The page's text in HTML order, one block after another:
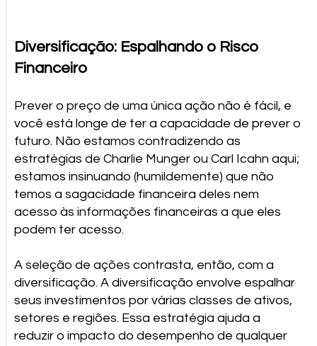
Diversificação: Espalhando o Risco
Financeiro
Prever o preço de uma única ação não é fácil, e
você está longe de ter a capacidade de prever o
futuro. Não estamos contradizendo as
estratégias de Charlie Munger ou Carl Icahn aqui;
estamos insinuando (humildemente) que não
temos a sagacidade financeira deles nem
acesso às informações financeiras a que eles
podem ter acesso.
A seleção de ações contrasta, então, com a
diversificação. A diversificação envolve espalhar
seus investimentos por várias classes de ativos,
setores e regiões. Essa estratégia ajuda a
reduzir o impacto do desempenho de qualquer